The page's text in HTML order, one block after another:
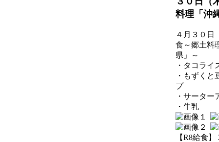
料理「沖
４月３０日
食～郷土料
県」～
・タコライ
・もずくと
プ
・サーター
・牛乳
【R8給食】